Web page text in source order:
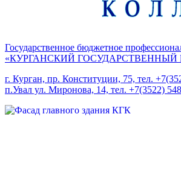
Государственное бюджетное
«КУРГАНСКИЙ ГОСУДАРСТВЕННЫЙ
г. Курган, пр. Конституции, 75, тел.
п.Увал ул. Миронова, 14, тел. +7(3522)